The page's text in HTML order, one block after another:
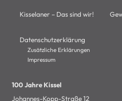
Kisselaner – Das sind wir!
Datenschutzerklärung
Zusätzliche Erklärungen
Impressum
100 Jahre Kissel
Johannes-Kopp-Straße 12